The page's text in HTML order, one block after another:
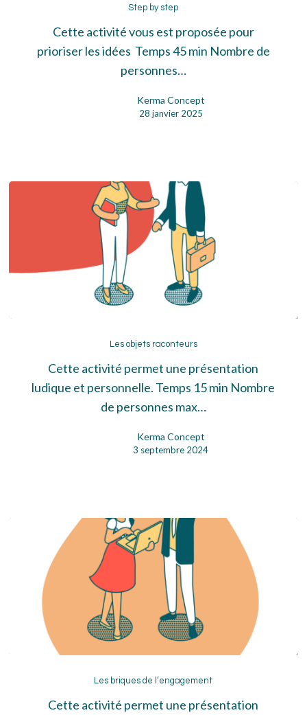
by
step
Step by step
Cette activité vous est proposée pour
prioriser les idées Temps 45 min Nombre de
personnes…
Kerma Concept
28 janvier 2025
objets
raconteurs
Les objets raconteurs
Cette activité permet une présentation
ludique et personnelle. Temps 15 min Nombre
de personnes max…
Kerma Concept
3 septembre 2024
briques
de
Les briques de l’engagement
Cette activité permet une présentation